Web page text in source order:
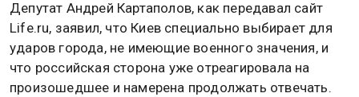
Депутат Андрей Картаполов, как передавал сайт
Life.ru, заявил, что Киев специально выбирает для
ударов города, не имеющие военного значения, и
что российская сторона уже отреагировала на
произошедшее и намерена продолжать отвечать.